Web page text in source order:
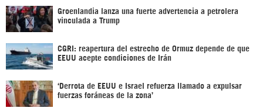
Groenlandia lanza una fuerte advertencia a petrolera
vinculada a Trump
CGRI: reapertura del estrecho de Ormuz depende de que
EEUU acepte condiciones de Irán
‘Derrota de EEUU e Israel refuerza llamado a expulsar
fuerzas foráneas de la zona’